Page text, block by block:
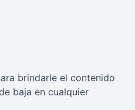
brindarle el contenido
baja en cualquier